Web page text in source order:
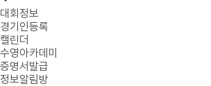
대회정보
경기인등록
캘린더
수영아카데미
증명서발급
정보알림방